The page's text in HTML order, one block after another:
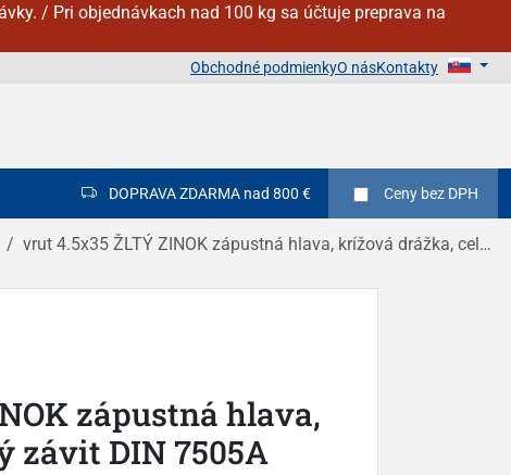
/ Pri objednávkach nad 100 kg sa účtuje preprava na
Obchodné podmienkyO násKontakty
DOPRAVA ZDARMA nad 800 € Ceny bez DPH
vrut 4.5x35 ŽLTÝ ZINOK zápustná hlava, krížová drážka, celý závit DIN 7505A
zápustná hlava,
závit DIN 7505A